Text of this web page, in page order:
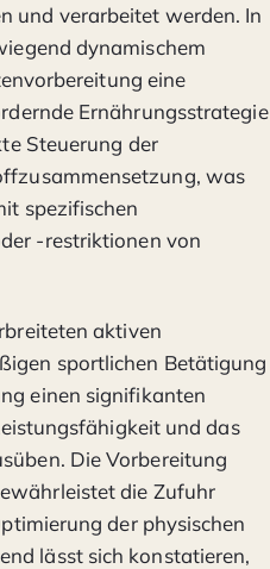
und verarbeitet werden. In
dynamischem
eine
Ernährungsstrategie
Steuerung der
was
spezifischen
-restriktionen von
aktiven
sportlichen Betätigung
einen signifikanten
und das
Die Vorbereitung
die Zufuhr
der physischen
lässt sich konstatieren,